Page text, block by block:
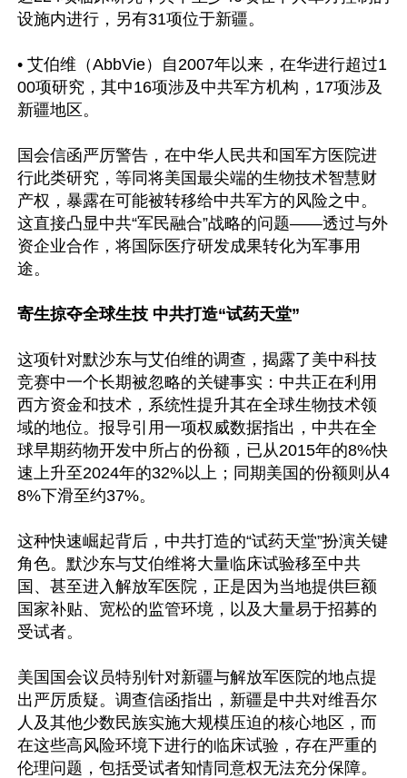
设施内进行，另有31项位于新疆。
• 艾伯维（AbbVie）自2007年以来，在华进行超过1
00项研究，其中16项涉及中共军方机构，17项涉及
新疆地区。
国会信函严厉警告，在中华人民共和国军方医院进
行此类研究，等同将美国最尖端的生物技术智慧财
产权，暴露在可能被转移给中共军方的风险之中。
这直接凸显中共“军民融合”战略的问题——透过与外
资企业合作，将国际医疗研发成果转化为军事用
途。
寄生掠夺全球生技 中共打造“试药天堂”
这项针对默沙东与艾伯维的调查，揭露了美中科技
竞赛中一个长期被忽略的关键事实：中共正在利用
西方资金和技术，系统性提升其在全球生物技术领
域的地位。报导引用一项权威数据指出，中共在全
球早期药物开发中所占的份额，已从2015年的8%快
速上升至2024年的32%以上；同期美国的份额则从4
8%下滑至约37%。
这种快速崛起背后，中共打造的“试药天堂”扮演关键
角色。默沙东与艾伯维将大量临床试验移至中共
国、甚至进入解放军医院，正是因为当地提供巨额
国家补贴、宽松的监管环境，以及大量易于招募的
受试者。
美国国会议员特别针对新疆与解放军医院的地点提
出严厉质疑。调查信函指出，新疆是中共对维吾尔
人及其他少数民族实施大规模压迫的核心地区，而
在这些高风险环境下进行的临床试验，存在严重的
伦理问题，包括受试者知情同意权无法充分保障。